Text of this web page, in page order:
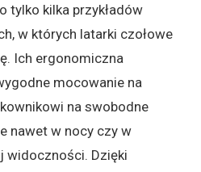
tylko kilka przykładów
w których latarki czołowe
Ich ergonomiczna
mocowanie na
na swobodne
nawet w nocy czy w
widoczności. Dzięki